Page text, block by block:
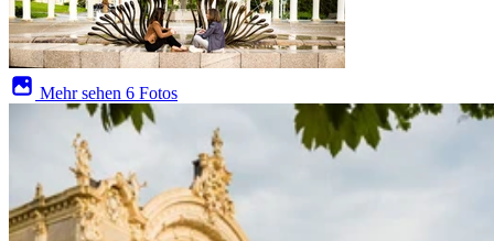
Mehr sehen 6 Fotos